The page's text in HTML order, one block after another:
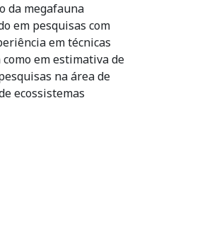
da megafauna
em pesquisas com
em técnicas
em estimativa de
na área de
ecossistemas